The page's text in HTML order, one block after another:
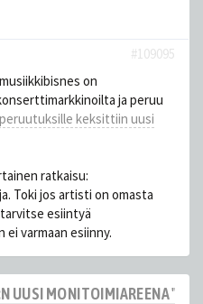
#109095
on
ja peruu
keksittiin uusi
ratkaisu:
Toki jos artisti on omasta
esiintyä
varmaan esiinny.
UUSI MONITOIMIAREENA